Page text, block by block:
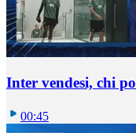
Inter vendesi, chi
00:45